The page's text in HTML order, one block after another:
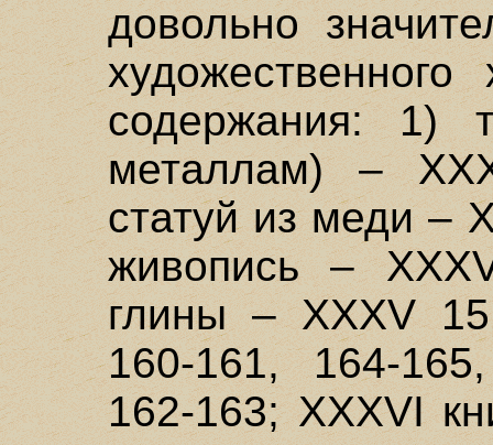
довольно
содержания: 1)
металлам) –
статуй из меди –
живопись –
глины – XXXV
160-161, 164-
162-163; XXXVI